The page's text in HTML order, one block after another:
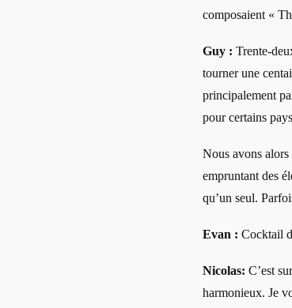
composaient «
Guy : Trente-
tourner une
principalement
pour certains
Nous avons
empruntant des
qu’un seul.
Evan : Cocktail
Nicolas: C’est
harmonieux. Je